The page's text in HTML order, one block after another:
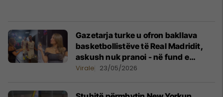
Gazetarja turke u ofron bakllava
basketbollistëve të Real Madridit,
askush nuk pranoi - në fund e
hëngri vetë
Virale 23/05/2026